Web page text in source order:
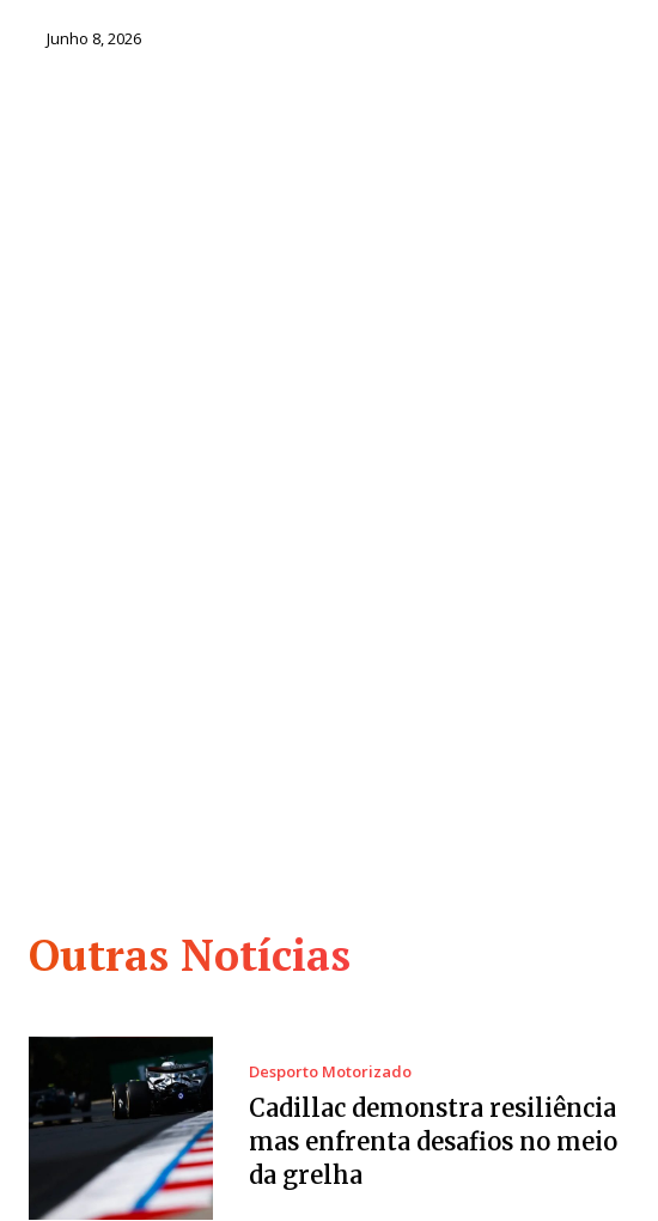
Junho 8, 2026
Outras Notícias
Desporto Motorizado
Cadillac demonstra resiliência
mas enfrenta desafios no meio
da grelha